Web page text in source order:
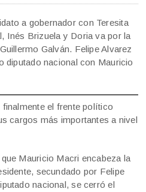
a gobernador con Teresita
Inés Brizuela y Doria va por la
Galván. Felipe Alvarez
diputado nacional con Mauricio
el frente político
cargos más importantes a nivel
Mauricio Macri encabeza la
secundado por Felipe
nacional, se cerró el